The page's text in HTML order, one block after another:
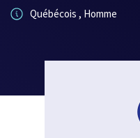
Québécois , Homme